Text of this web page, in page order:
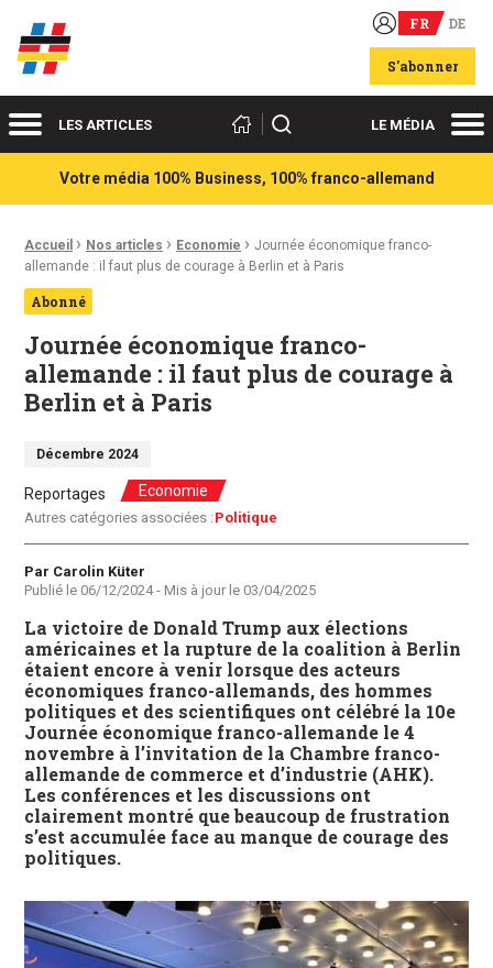
Acteurs du franco-allemand FR DE
S'abonner
MenuLES ARTICLES Rechercher LE MÉDIA
Votre média 100% Business, 100% franco-allemand
Fil d'Ariane :
Accueil › Nos articles › Economie › Journée économique franco-
allemande : il faut plus de courage à Berlin et à Paris
Abonné
Journée économique franco-
allemande : il faut plus de courage à
Berlin et à Paris
Décembre 2024
Reportages Economie
Autres catégories associées : Politique
Auteur
Par Carolin Küter
Publié le 06/12/2024- Mis à jour le 03/04/2025
La victoire de Donald Trump aux élections
américaines et la rupture de la coalition à Berlin
étaient encore à venir lorsque des acteurs
économiques franco-allemands, des hommes
politiques et des scientifiques ont célébré la 10e
Journée économique franco-allemande le 4
novembre à l’invitation de la Chambre franco-
allemande de commerce et d’industrie (AHK).
Les conférences et les discussions ont
clairement montré que beaucoup de frustration
s’est accumulée face au manque de courage des
politiques.